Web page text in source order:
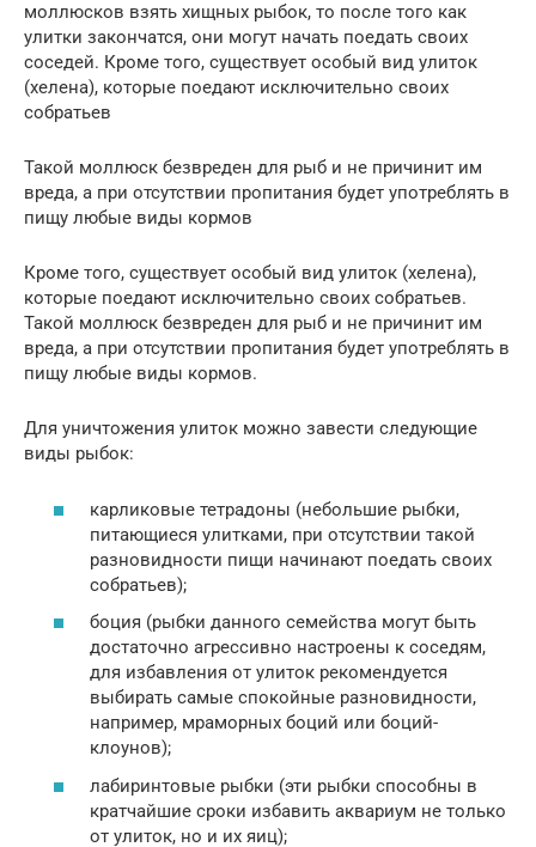
моллюсков взять хищных рыбок, то после того как
улитки закончатся, они могут начать поедать своих
соседей. Кроме того, существует особый вид улиток
(хелена), которые поедают исключительно своих
собратьев
Такой моллюск безвреден для рыб и не причинит им
вреда, а при отсутствии пропитания будет употреблять в
пищу любые виды кормов
Кроме того, существует особый вид улиток (хелена),
которые поедают исключительно своих собратьев.
Такой моллюск безвреден для рыб и не причинит им
вреда, а при отсутствии пропитания будет употреблять в
пищу любые виды кормов.
Для уничтожения улиток можно завести следующие
виды рыбок:
карликовые тетрадоны (небольшие рыбки,
питающиеся улитками, при отсутствии такой
разновидности пищи начинают поедать своих
собратьев);
боция (рыбки данного семейства могут быть
достаточно агрессивно настроены к соседям,
для избавления от улиток рекомендуется
выбирать самые спокойные разновидности,
например, мраморных боций или боций-
клоунов);
лабиринтовые рыбки (эти рыбки способны в
кратчайшие сроки избавить аквариум не только
от улиток, но и их яиц);